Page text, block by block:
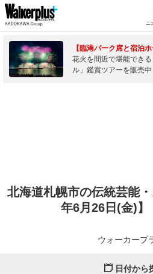
ニ
【臨港パーク席と宿泊
花火を間近で堪能でき
ル」鑑賞ツアーを販売中
北海道札幌市の伝統芸能
年6月26日(金)】
ウォーカープ
日付から